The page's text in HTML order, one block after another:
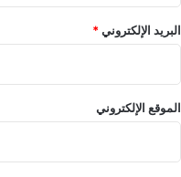
البريد الإلكتروني*
الموقع الإلكتروني